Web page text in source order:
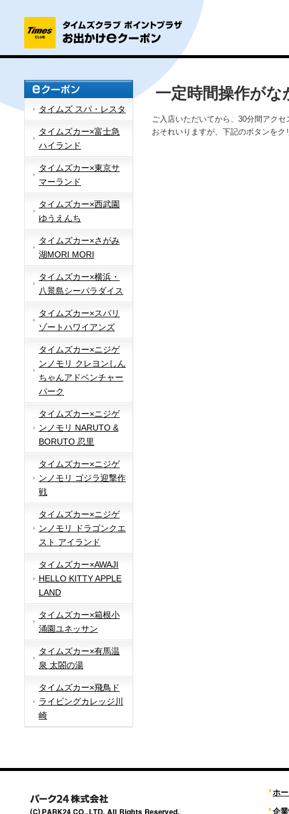
タイムズ スパ・レスタ
タイムズカー×富士急
ハイランド
タイムズカー×東京サ
マーランド
タイムズカー×西武園
ゆうえんち
タイムズカー×さがみ
湖MORI MORI
タイムズカー×横浜・
八景島シーパラダイス
タイムズカー×スパリ
ゾートハワイアンズ
タイムズカー×ニジゲ
ンノモリ クレヨンしん
ちゃんアドベンチャー
パーク
タイムズカー×ニジゲ
ンノモリ NARUTO &
BORUTO 忍里
タイムズカー×ニジゲ
ンノモリ ゴジラ迎撃作
戦
タイムズカー×ニジゲ
ンノモリ ドラゴンクエ
スト アイランド
タイムズカー×AWAJI
HELLO KITTY APPLE
LAND
タイムズカー×箱根小
涌園ユネッサン
タイムズカー×有馬温
泉 太閤の湯
タイムズカー×飛鳥ド
ライビングカレッジ川
崎
一定時間操作がな
ご入店いただいてから、30分間アク
おそれいりますが、下記のボタンをク
ホ
企